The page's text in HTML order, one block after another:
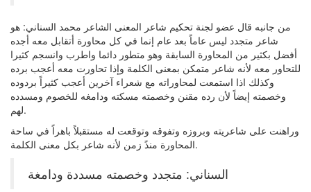
من جانبه قال عضو لجنة تحكيم شاعر المعنى الشاعر محمد السناني: هو
شاعر متجدد ليس عاماً بعد عام إنما في كل محاورة أتقابل معه أجده
أفضل بكثير من المحاورة السابقة وهو متطور دائما واطرب وانسجم كثيرا
للتحاور معه لأنه شاعر متمكن بمعنى الكلمة وإذا تحاورت معه أعجب برده
وكذلك اذا استمعت لمحاوراته مع شعراء آخرين أعجب كثيراً بردوده
وخصمته إيضاً لأن رده مقنن وخصمته مسكته ودامغه للخصوم ومسدده
لهم.
وراهنت على شاعريته وبروزه وتفوقه وتوقعت له مستقبلاً باهراً في ساحة
المحاورة منذً زمن لأنه شاعر بكل معنى الكلمة.
السناني: متجدد وخصمته مسددة ودامغة